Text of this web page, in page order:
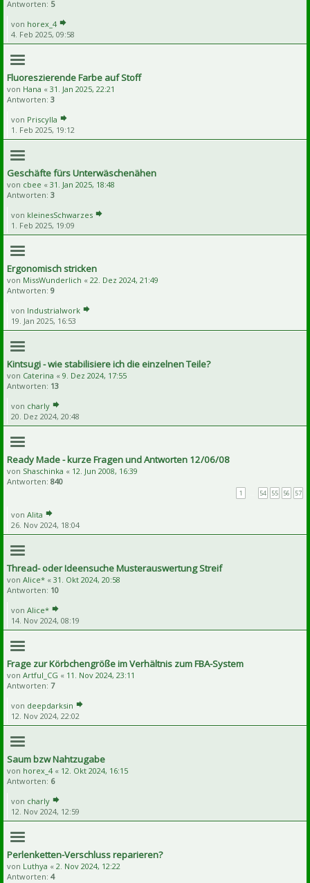
Antworten: 5
von horex_4
4. Feb 2025, 09:58
Fluoreszierende Farbe auf Stoff
von Hana « 31. Jan 2025, 22:21
Antworten: 3
von Priscylla
1. Feb 2025, 19:12
Geschäfte fürs Unterwäschenähen
von cbee « 31. Jan 2025, 18:48
Antworten: 3
von kleinesSchwarzes
1. Feb 2025, 19:09
Ergonomisch stricken
von MissWunderlich « 22. Dez 2024, 21:49
Antworten: 9
von Industrialwork
19. Jan 2025, 16:53
Kintsugi - wie stabilisiere ich die einzelnen Teile?
von Caterina « 9. Dez 2024, 17:55
Antworten: 13
von charly
20. Dez 2024, 20:48
Ready Made - kurze Fragen und Antworten 12/06/08
von Shaschinka « 12. Jun 2008, 16:39
Antworten: 840
1 54 55 56 57
von Alita
26. Nov 2024, 18:04
Thread- oder Ideensuche Musterauswertung Streif
von Alice* « 31. Okt 2024, 20:58
Antworten: 10
von Alice*
14. Nov 2024, 08:19
Frage zur Körbchengröße im Verhältnis zum FBA-System
von Artful_CG « 11. Nov 2024, 23:11
Antworten: 7
von deepdarksin
12. Nov 2024, 22:02
Saum bzw Nahtzugabe
von horex_4 « 12. Okt 2024, 16:15
Antworten: 6
von charly
12. Nov 2024, 12:59
Perlenketten-Verschluss reparieren?
von Luthya « 2. Nov 2024, 12:22
Antworten: 4